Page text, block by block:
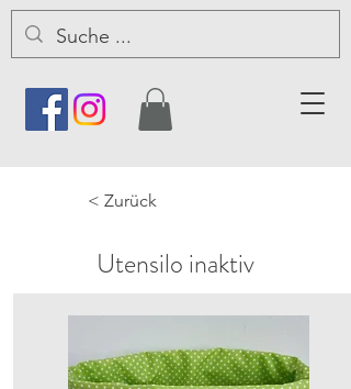
< Zurück
Utensilo inaktiv